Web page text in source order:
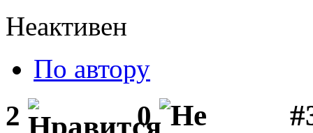
Неактивен
По автору
2 0